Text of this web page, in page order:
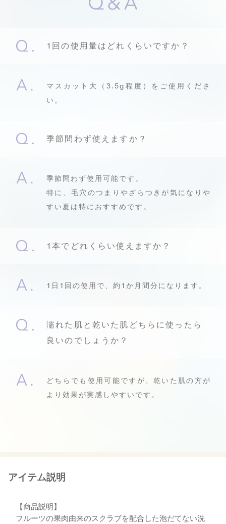
1回の使用量はどれくらいですか？
マスカット大（3.5g程度）をご使用くださ
い。
季節問わず使えますか？
季節問わず使用可能です。
特に、毛穴のつまりやざらつきが気になりや
すい夏は特におすすめです。
1本でどれくらい使えますか？
1日1回の使用で、約1か月間分になります。
濡れた肌と乾いた肌どちらに使ったら
良いのでしょうか？
どちらでも使用可能ですが、乾いた肌の方が
より効果が実感しやすいです。
アイテム説明
【商品説明】
フルーツの果肉由来のスクラブを配合した泡だてない洗